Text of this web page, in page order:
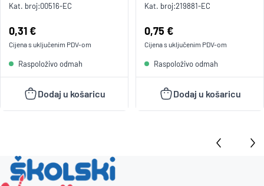
Kat. broj:00516-EC
Cijena:
0,31 €
Cijena s uključenim PDV-om
Raspoloživo odmah
Dodaj u košaricu
Kat. broj:219881-EC
Cijena:
0,75 €
Cijena s uključenim PDV-om
Raspoloživo odmah
Dodaj u košaricu